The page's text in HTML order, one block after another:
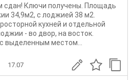
сдан! Ключи получены. Площадь
34,9м2, с лоджией 38 м2.
кухней и отдельной
- во двор, на восток.
выделенным местом...
17.07